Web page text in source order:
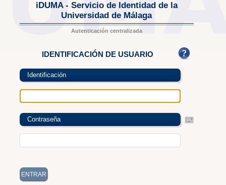
iDUMA - Servicio de Identidad de la
Universidad de Málaga
Autenticación centralizada
IDENTIFICACIÓN DE USUARIO
Identificación
Contraseña